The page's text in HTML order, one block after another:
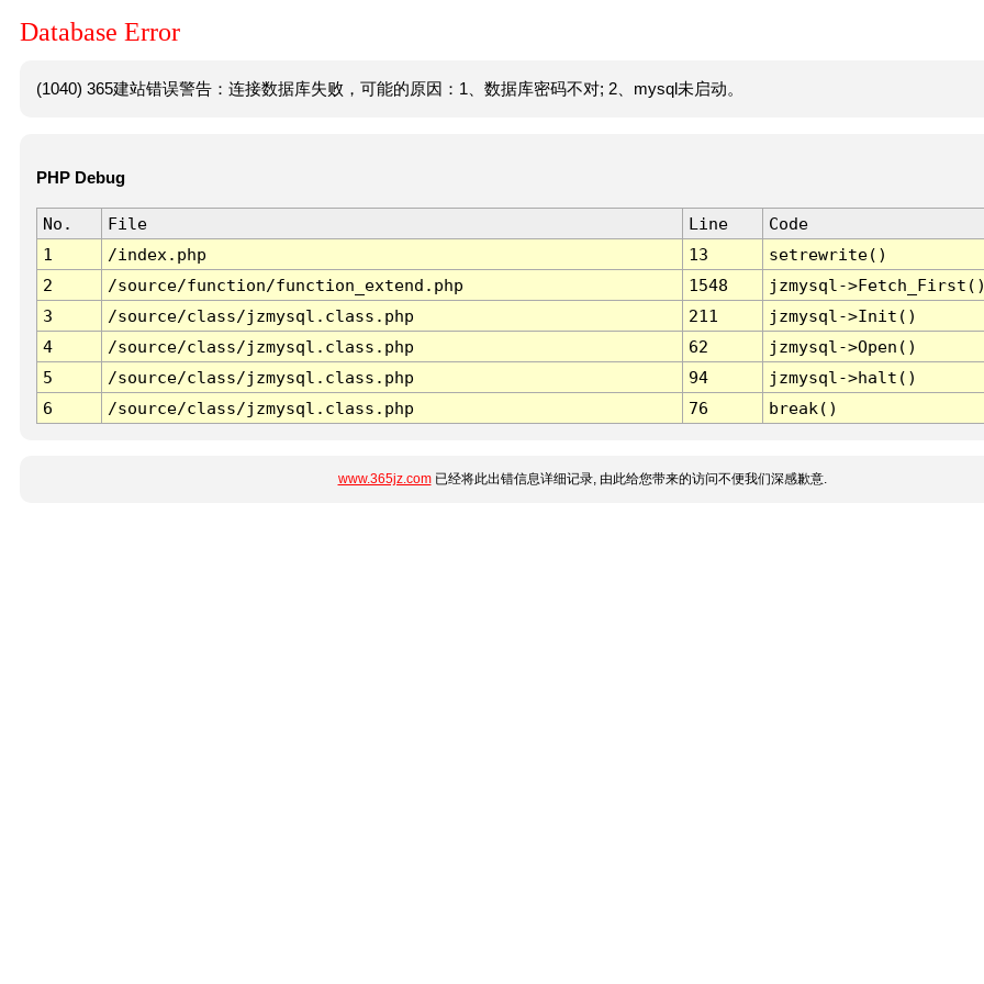
Database Error
(1040) 365建站错误警告：连接数据库失败，可能的原因：1、数据库密码不对; 2、mysql未启动。
PHP Debug
No. File Line
Code
1
/index.php 13
setrewrite()
2
/source/function/function_extend.php 1548
jzmysql-
3
/source/class/jzmysql.class.php 211
jzmysql->Init()
4
/source/class/jzmysql.class.php 62
jzmysql->Open()
5
/source/class/jzmysql.class.php 94
jzmysql->halt()
6
/source/class/jzmysql.class.php 76 break()
www.365jz.com已经将此出错信息详细记录, 由此给您带来的访问不便我们深感歉意.